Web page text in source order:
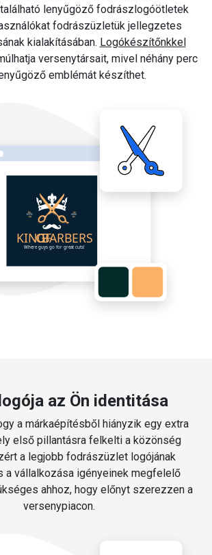
lenyűgöző fodrászlogóötletek
fodrászüzletük jellegzetes
kialakításában. Logókészítőnkkel
versenytársait, mivel néhány perc
emblémát készíthet.
az Ön identitása
a márkaépítésből hiányzik egy extra
első pillantásra felkelti a közönség
a legjobb fodrászüzlet logójának
a vállalkozása igényeinek megfelelő
ahhoz, hogy előnyt szerezzen a
versenypiacon.